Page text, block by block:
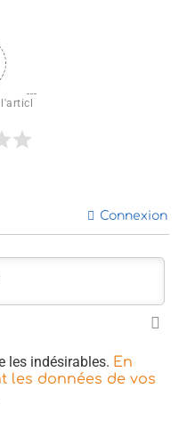
Connexion
les indésirables. En
les données de vos